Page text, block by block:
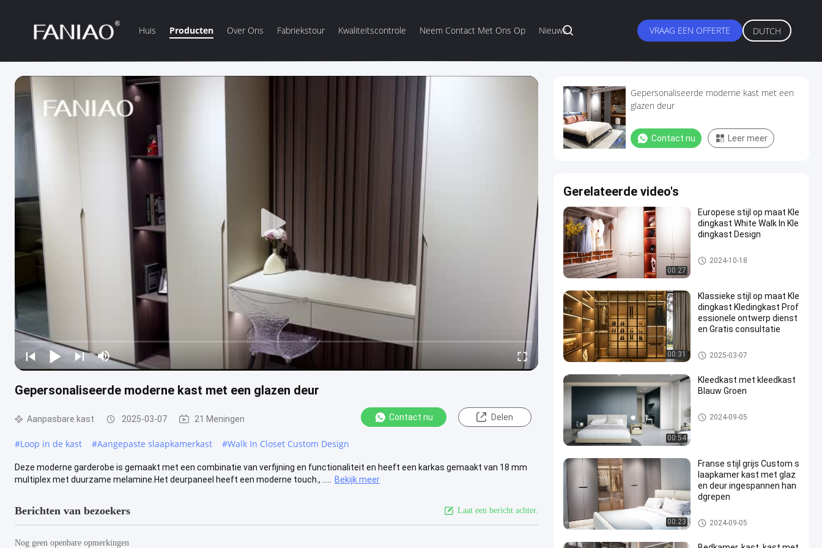
Huis Producten Over Ons Fabriekstour Kwaliteitscontrole Neem Contact Met Ons Op Nieuws VRAAG EEN OFFERTE DUTCH
Gepersonaliseerde moderne kast met een glazen deur
Aanpasbare kast 2025-03-07 21 Meningen Contact nu Delen
#Loop in de kast #Aangepaste slaapkamerkast #Walk In Closet Custom Design
Deze moderne garderobe is gemaakt met een combinatie van verfijning en functionaliteit en heeft een karkas gemaakt van 18 mm
multiplex met duurzame melamine.Het deurpaneel heeft een moderne touch., .....
Bekijk meer
Berichten van bezoekers Laat een bericht achter.
Nog geen openbare opmerkingen
Gepersonaliseerde moderne kast met een
glazen deur
Contact nu Leer meer
Gerelateerde video's
00:27
Europese stijl op maat Kle
dingkast White Walk In Kle
dingkast Design
Aanpasbare kast
2024-10-18
00:31
Klassieke stijl op maat Kle
dingkast Kledingkast Prof
essionele ontwerp dienst
en Gratis consultatie
Aanpasbare kast
2025-03-07
00:54
Kleedkast met kleedkast
Blauw Groen
Aanpasbare kast
2024-09-05
00:23
Franse stijl grijs Custom s
laapkamer kast met glaz
en deur ingespannen han
dgrepen
Aanpasbare kast
2024-09-05